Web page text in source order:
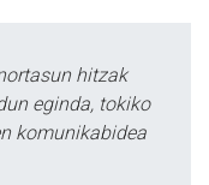
hitzak
eginda, tokiko
komunikabidea